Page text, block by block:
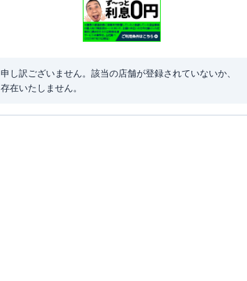
申し訳ございません。該当の店舗が登録されていないか、
存在いたしません。